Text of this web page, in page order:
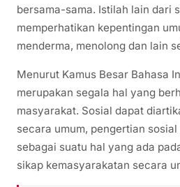
bersama-sama. Istilah lain dari
memperhatikan kepentingan
menderma, menolong dan lain
Menurut Kamus Besar Bahasa
merupakan segala hal yang
masyarakat. Sosial dapat
secara umum, pengertian
sebagai suatu hal yang ada
sikap kemasyarakatan secara